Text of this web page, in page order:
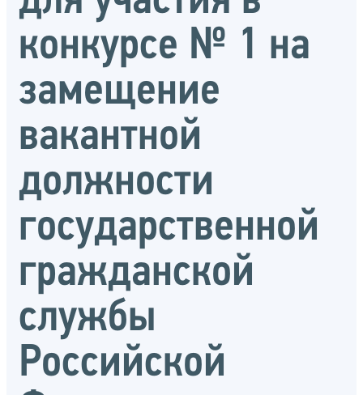
конкурсе № 1 на
замещение
вакантной
должности
государственной
гражданской
службы
Российской